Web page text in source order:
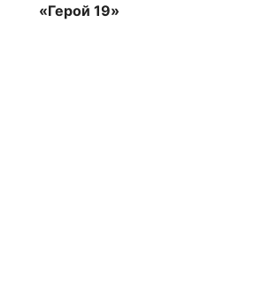
«Герой 19»